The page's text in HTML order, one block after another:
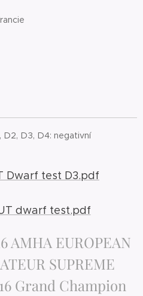
D2, D3, D4: negativní
Dwarf test D3.pdf
dwarf test.pdf
AMHA EUROPEAN
SUPREME
Grand Champion